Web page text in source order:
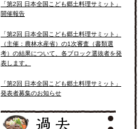
「第2回 日本全国こども郷土料理サミット」
開催報告
「第2回 日本全国こども郷土料理サミット」
（主催：農林水産省）の1次審査（書類選
考）の結果について、各ブロック選抜者を発
表します。
「第2回 日本全国こども郷土料理サミット」
発表者募集のお知らせ